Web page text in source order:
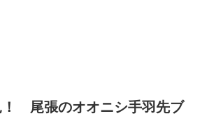
！ 尾張のオオニシ手羽先ブ